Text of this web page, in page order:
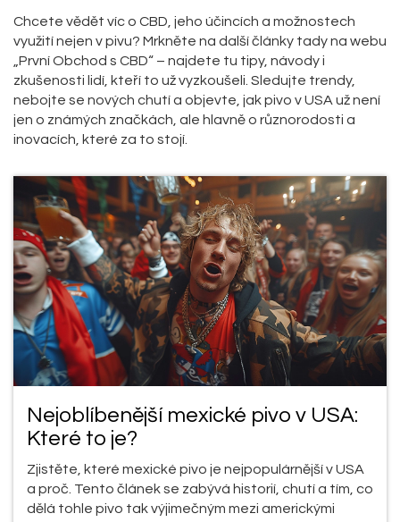
Chcete vědět víc o CBD, jeho účincích a možnostech
využití nejen v pivu? Mrkněte na další články tady na webu
„První Obchod s CBD“ – najdete tu tipy, návody i
zkušenosti lidí, kteří to už vyzkoušeli. Sledujte trendy,
nebojte se nových chutí a objevte, jak pivo v USA už není
jen o známých značkách, ale hlavně o různorodosti a
inovacích, které za to stojí.
Nejoblíbenější mexické pivo v USA:
Které to je?
Zjistěte, které mexické pivo je nejpopulárnější v USA
a proč. Tento článek se zabývá historií, chutí a tím, co
dělá tohle pivo tak výjimečným mezi americkými